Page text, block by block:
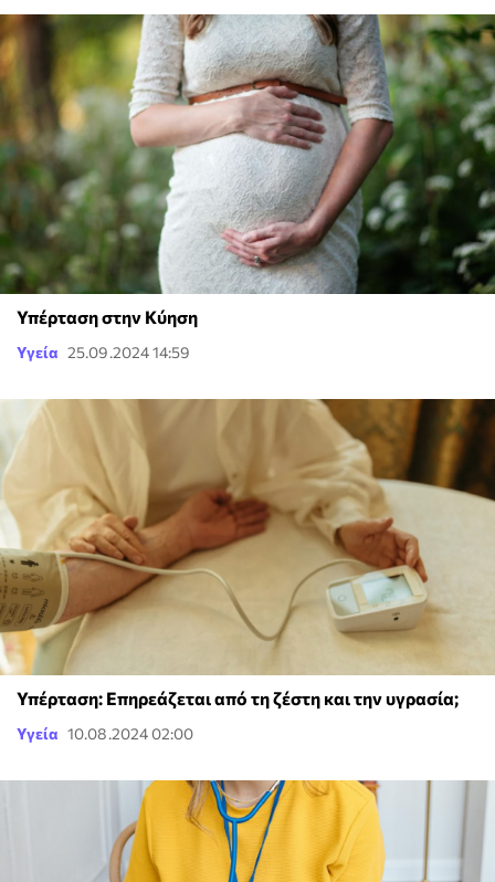
Υπέρταση στην Κύηση
Υγεία 25.09.2024 14:59
Υπέρταση: Επηρεάζεται από τη ζέστη και την υγρασία;
Υγεία 10.08.2024 02:00